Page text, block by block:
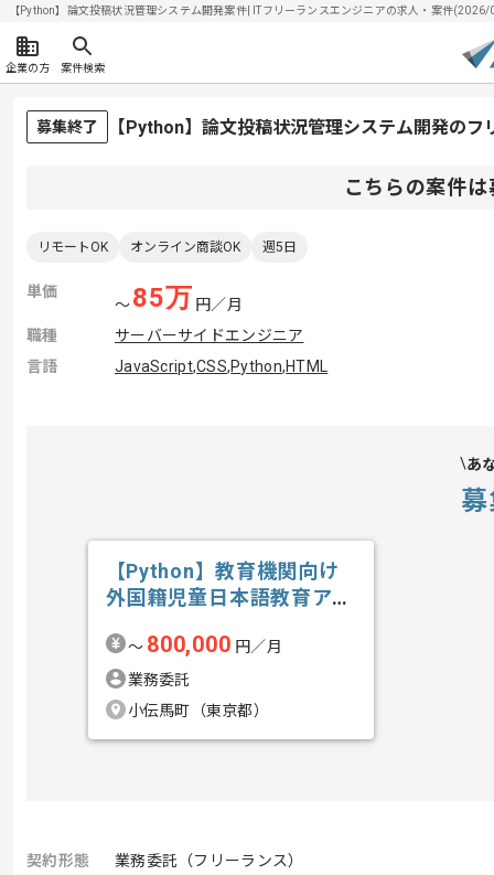
【Python】論文投稿状況管理システム開発案件| ITフリーランスエンジニアの求人・案件
企業の方 案件検索
募集終了 【Python】論文投稿状況管理システム開発のフ
こちらの案件
リモートOK オンライン商談OK 週5日
単価
〜85万 円／月
職種
サーバーサイドエンジニア
言語
JavaScript,CSS,Python,HTML
あ
【Python】教育機関向け
外国籍児童日本語教育アプ
〜 800,000 円／月
業務委託
小伝馬町（東京都）
契約形態
業務委託（フリーランス）